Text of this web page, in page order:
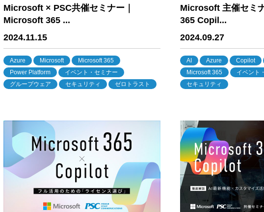
Microsoft × PSC共催セミナー｜
Microsoft 365 ...
2024.11.15
Azure Microsoft
Microsoft 365
Power Platform
イベント・セミナー
グループウェア
セキュリティ ゼロトラスト
Microsoft 主催セミ
365 Copil...
2024.09.27
AI Azure Copilot
Microsoft 365
イベント
セキュリティ